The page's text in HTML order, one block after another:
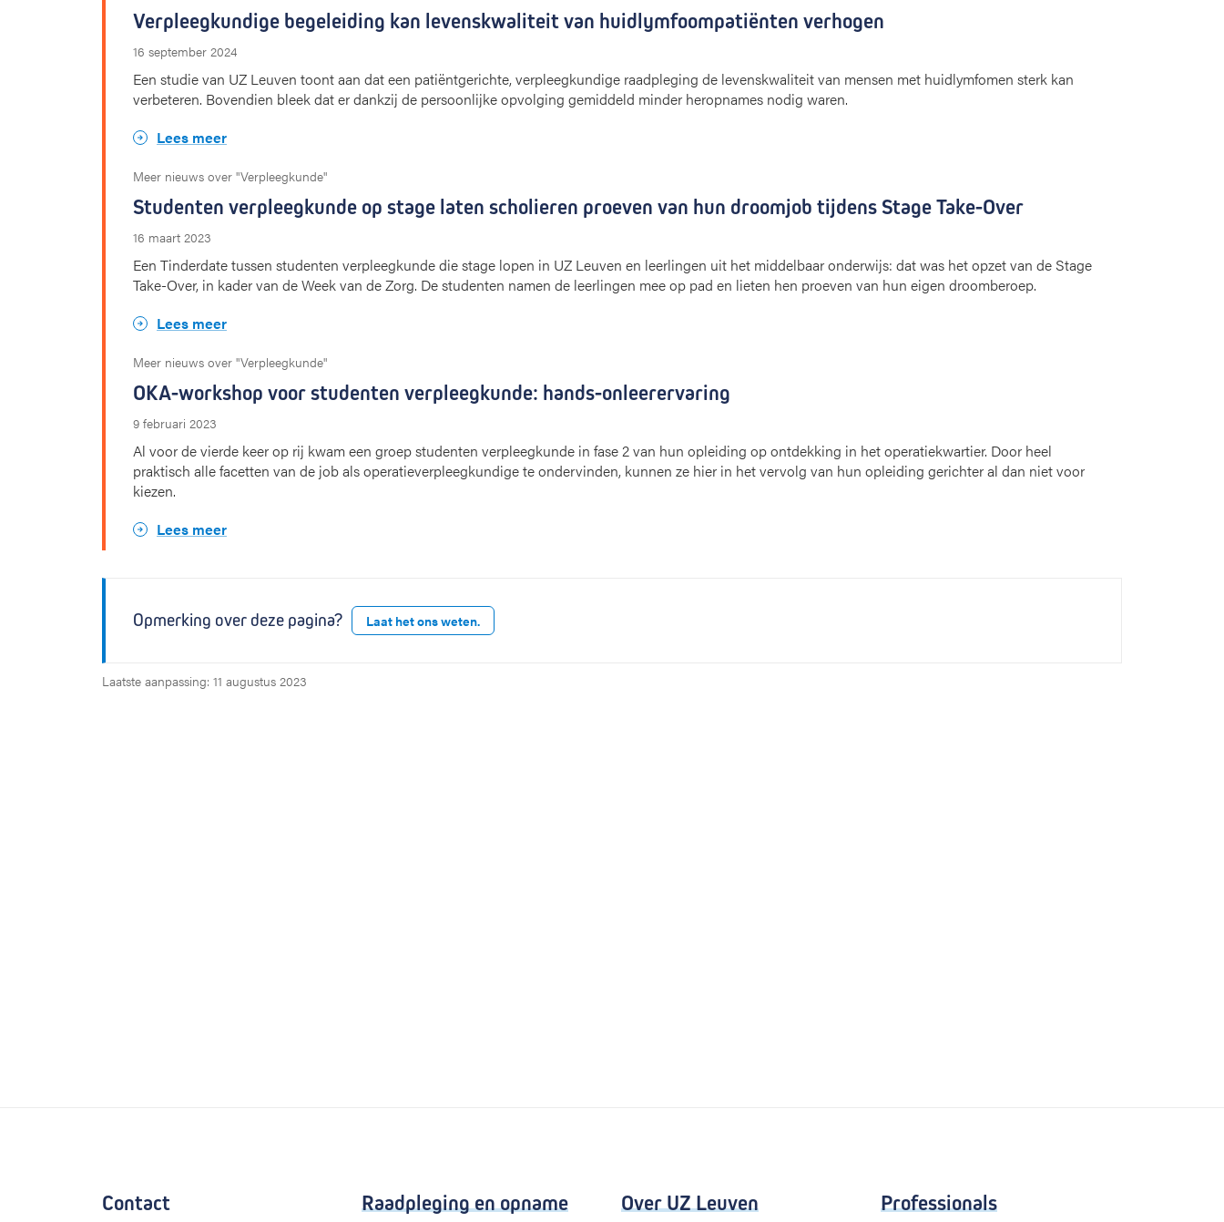
Verpleegkundige begeleiding kan levenskwaliteit van huidlymfoompatiënten verhogen
16 september 2024
Een studie van UZ Leuven toont aan dat een patiëntgerichte, verpleegkundige raadpleging de levenskwaliteit van mensen met huidlymfomen sterk kan
verbeteren. Bovendien bleek dat er dankzij de persoonlijke opvolging gemiddeld minder heropnames nodig waren.
Lees meer
Meer nieuws over "Verpleegkunde"
Studenten verpleegkunde op stage laten scholieren proeven van hun droomjob tijdens Stage Take-Over
16 maart 2023
Een Tinderdate tussen studenten verpleegkunde die stage lopen in UZ Leuven en leerlingen uit het middelbaar onderwijs: dat was het opzet van de Stage
Take-Over, in kader van de Week van de Zorg. De studenten namen de leerlingen mee op pad en lieten hen proeven van hun eigen droomberoep.
Lees meer
Meer nieuws over "Verpleegkunde"
OKA-workshop voor studenten verpleegkunde: hands-onleerervaring
9 februari 2023
Al voor de vierde keer op rij kwam een groep studenten verpleegkunde in fase 2 van hun opleiding op ontdekking in het operatiekwartier. Door heel
praktisch alle facetten van de job als operatieverpleegkundige te ondervinden, kunnen ze hier in het vervolg van hun opleiding gerichter al dan niet voor
kiezen.
Lees meer
Opmerking over deze pagina? Laat het ons weten.
Laatste aanpassing: 11 augustus 2023
Contact Raadpleging en opname Over UZ Leuven Professionals